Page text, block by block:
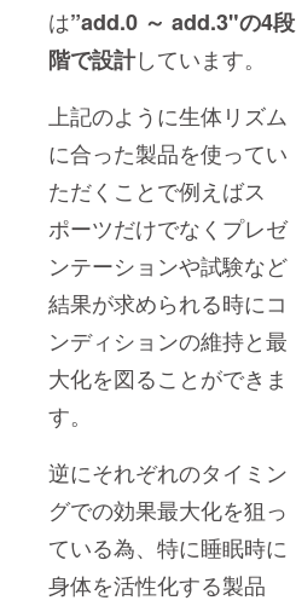
は”add.0 ～ add.3"の4段
階で設計しています。
上記のように生体リズム
に合った製品を使ってい
ただくことで例えばス
ポーツだけでなくプレゼ
ンテーションや試験など
結果が求められる時にコ
ンディションの維持と最
大化を図ることができま
す。
逆にそれぞれのタイミン
グでの効果最大化を狙っ
ている為、特に睡眠時に
身体を活性化する製品